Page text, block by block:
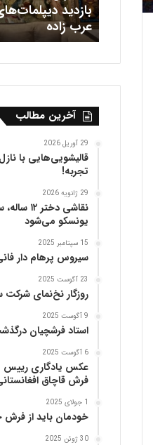
بازدید دیپلمات‌های
عرب‌ زاده
آخرین مطالب
29 آوریل 2026
قالیشویی‌هایی با
تجربه!
29 ژانویه 2026
نقاشی
یونسکو می‌شود
15 سپتامبر 2025
سیروس پرهام دار
23 آگوست 2025
روزگار نخ‌نمای
9 آگوست 2025
استاد فرشچیان
6 آگوست 2025
عکس یادگاری رییس
فرش قاچاق
1 جولای 2025
خودمان باید از فرش
30 ژوئن 2025